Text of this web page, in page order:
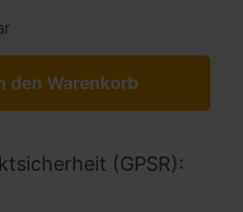
den Warenkorb
(GPSR):